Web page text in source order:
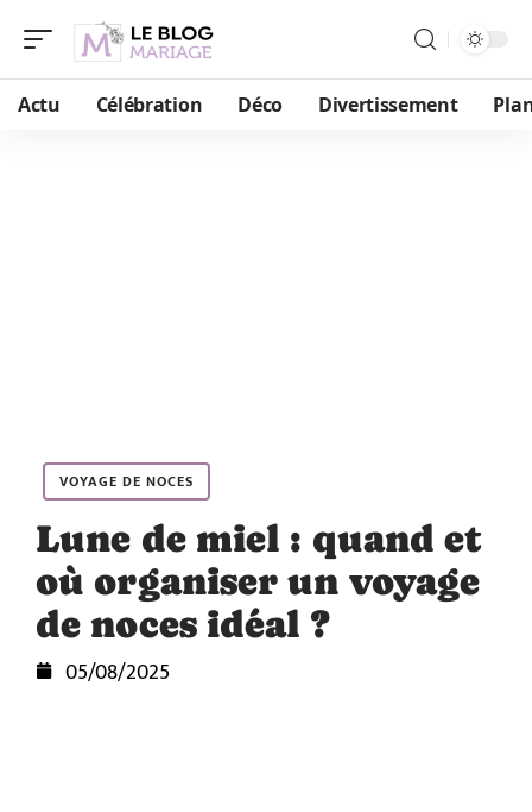
Actu Célébration Déco Divertissement
VOYAGE DE NOCES
Lune de miel : quand et
où organiser un voyage
de noces idéal ?
05/08/2025